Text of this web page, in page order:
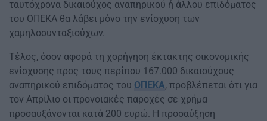
ταυτόχρονα δικαιούχος αναπηρικού ή άλλου επιδόματος
του ΟΠΕΚΑ θα λάβει μόνο την ενίσχυση των
χαμηλοσυνταξιούχων.
Τέλος, όσον αφορά τη χορήγηση έκτακτης οικονομικής
ενίσχυσης προς τους περίπου 167.000 δικαιούχους
αναπηρικού επιδόματος του ΟΠΕΚΑ, προβλέπεται ότι για
τον Απρίλιο οι προνοιακές παροχές σε χρήμα
προσαυξάνονται κατά 200 ευρώ. Η προσαύξηση